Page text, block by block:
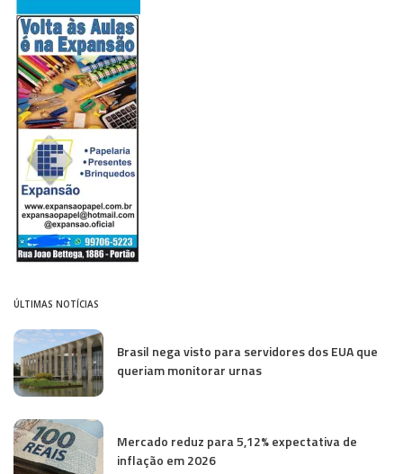
ÚLTIMAS NOTÍCIAS
Brasil nega visto para servidores dos EUA que
queriam monitorar urnas
Mercado reduz para 5,12% expectativa de
inflação em 2026